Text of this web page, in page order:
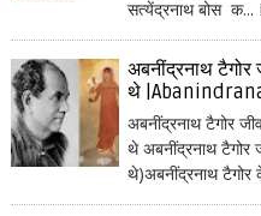
सत्येंद्रनाथ बोस क...
अबनींद्रनाथ टैगोर
थे
अबनींद्रनाथ टैगोर
थे अबनींद्रनाथ टैगोर
थे)अबनींद्रनाथ टैगोर